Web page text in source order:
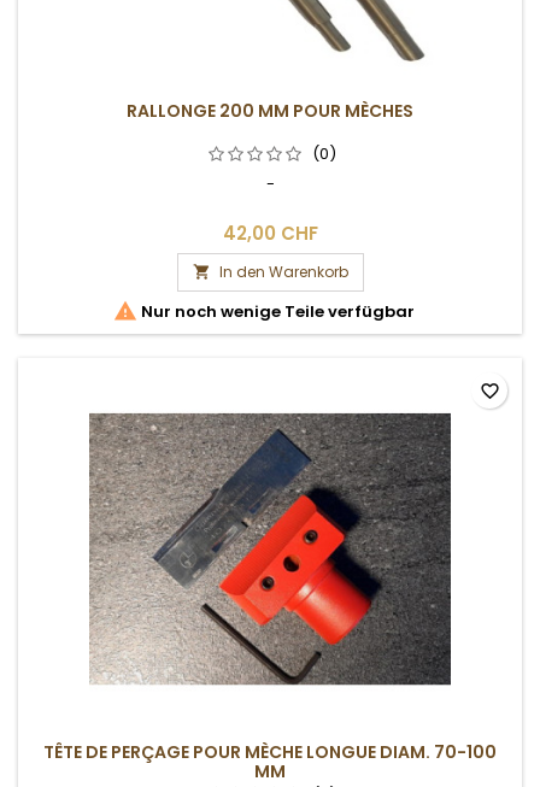
RALLONGE 200 MM POUR MÈCHES
(0)
-
42,00 CHF
 In den Warenkorb
 Nur noch wenige Teile verfügbar
TÊTE DE PERÇAGE POUR MÈCHE LONGUE DIAM. 70-100
MM
favorite_border